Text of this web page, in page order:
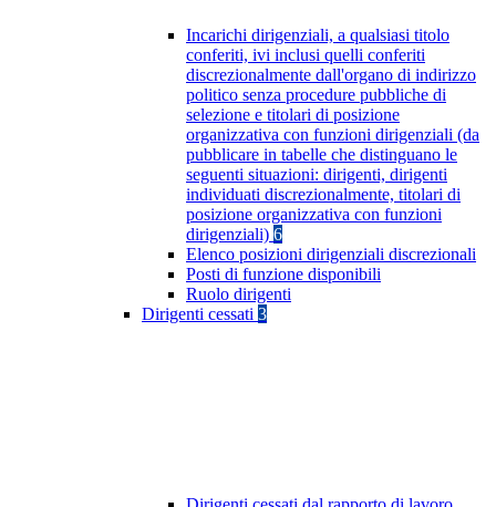
Incarichi dirigenziali, a qualsiasi titolo
conferiti, ivi inclusi quelli conferiti
discrezionalmente dall'organo di indirizzo
politico senza procedure pubbliche di
selezione e titolari di posizione
organizzativa con funzioni dirigenziali (da
pubblicare in tabelle che distinguano le
seguenti situazioni: dirigenti, dirigenti
individuati discrezionalmente, titolari di
posizione organizzativa con funzioni
dirigenziali) 6
Elenco posizioni dirigenziali discrezionali
Posti di funzione disponibili
Ruolo dirigenti
Dirigenti cessati 3